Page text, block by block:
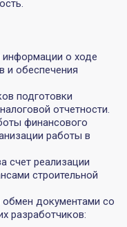
информации о ходе
и обеспечения
подготовки
отчетности.
финансового
работы в
счет реализации
строительной
документами со
разработчиков: